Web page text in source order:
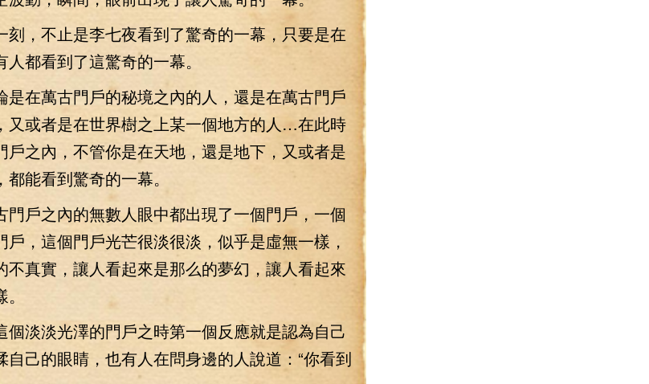
，不止是李七夜看到了驚奇的一幕，只要是在
都看到了這驚奇的一幕。
萬古門戶的秘境之內的人，還是在萬古門戶
又或者是在世界樹之上某一個地方的人…在此時
戶之內，不管你是在天地，還是地下，又或者是
能看到驚奇的一幕。
戶之內的無數人眼中都出現了一個門戶，一個
戶，這個門戶光芒很淡很淡，似乎是虛無一樣，
不真實，讓人看起來是那么的夢幻，讓人看起來
淡淡光澤的門戶之時第一個反應就是認為自己
自己的眼睛，也有人在問身邊的人說道：“你看到